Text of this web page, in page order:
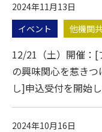
2024年11月13日
イベント
他機関
12/21（土）開催：[
の興味関心を惹き
し]申込受付を開始し
2024年10月16日